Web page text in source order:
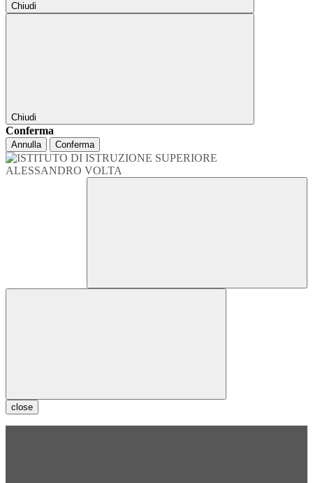
Chiudi
Chiudi
Conferma
Annulla Conferma
close